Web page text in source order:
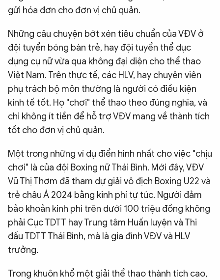
gửi hóa đơn cho đơn vị chủ quản.
Những câu chuyện bớt xén tiêu chuẩn của VĐV ở
đội tuyển bóng bàn trẻ, hay đội tuyển thể dục
dụng cụ nữ vừa qua không đại diện cho thể thao
Việt Nam. Trên thực tế, các HLV, hay chuyên viên
phụ trách bộ môn thường là người có điều kiện
kinh tế tốt. Họ "chơi" thể thao theo đúng nghĩa, và
chi không ít tiền để hỗ trợ VĐV mang về thành tích
tốt cho đơn vị chủ quản.
Một trong những ví dụ điển hình nhất cho việc "chịu
chơi" là của đội Boxing nữ Thái Bình. Mới đây, VĐV
Vũ Thị Thơm đã tham dự giải vô địch Boxing U22 và
trẻ châu Á 2024 bằng kinh phí tự túc. Người đảm
bảo khoản kinh phí trên dưới 100 triệu đồng không
phải Cục TDTT hay Trung tâm Huấn luyện và Thi
đấu TDTT Thái Bình, mà là gia đình VĐV và HLV
trưởng.
Trong khuôn khổ một giải thể thao thành tích cao,